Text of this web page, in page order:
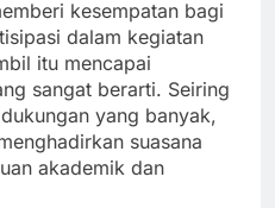
kesempatan bagi
dalam kegiatan
itu mencapai
sangat berarti. Seiring
yang banyak,
suasana
akademik dan